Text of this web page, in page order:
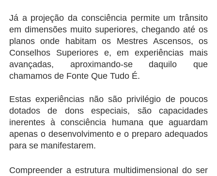
Já a projeção da consciência permite um trânsito
em dimensões muito superiores, chegando até os
planos onde habitam os Mestres Ascensos, os
Conselhos Superiores e, em experiências mais
avançadas, aproximando-se daquilo que
chamamos de Fonte Que Tudo É.
Estas experiências não são privilégio de poucos
dotados de dons especiais, são capacidades
inerentes à consciência humana que aguardam
apenas o desenvolvimento e o preparo adequados
para se manifestarem.
Compreender a estrutura multidimensional do ser